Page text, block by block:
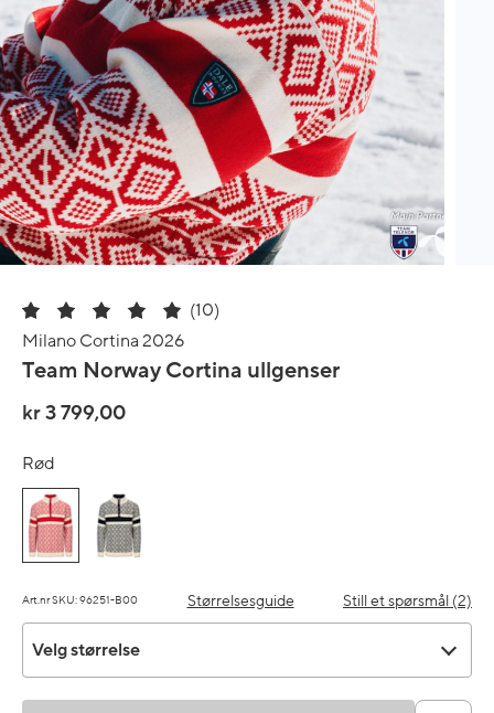
(10)
Milano Cortina 2026
Team Norway Cortina ullgenser
kr 3 799,00
Rød
Art.nr SKU: 96251-B00 Størrelsesguide Still et spørsmål (2)
Velg størrelse